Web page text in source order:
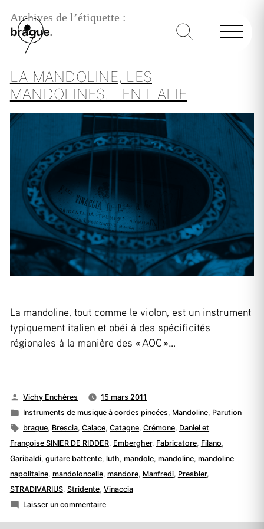
Archives de l’étiquette :
brague
LA MANDOLINE, LES
MANDOLINES… EN ITALIE
La mandoline, tout comme le violon, est un instrument
typiquement italien et obéi à des spécificités
régionales à la manière des « AOC »…
Publié
par
Vichy Enchères
15 mars 2011
Publié
dans
Instruments de musique à cordes pincées Mandoline Parution
Étiquettes :
brague Brescia ,Calace ,Catagne ,Crémone Daniel et
Françoise SINIER DE RIDDER, Embergher, Fabricatore, Filano
Garibaldi, guitare battente, luth mandole, mandoline, mandoline
napolitaine, mandoloncelle, mandore, Manfredi, Presbler,
STRADIVARIUS, Stridente, Vinaccia
Laisser un commentairesur